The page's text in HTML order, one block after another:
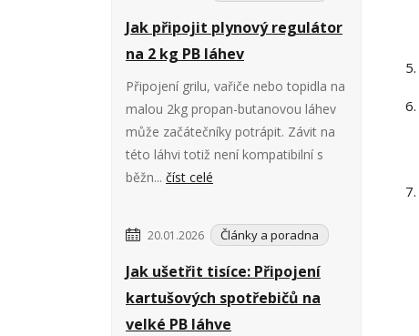
Jak připojit plynový regulátor
na 2 kg PB láhev
Připojení grilu, vařiče nebo topidla na
malou 2kg propan-butanovou láhev
může začátečníky potrápit. Závit na
této láhvi totiž není kompatibilní s
běžn... číst celé
20.01.2026 Články a poradna
Jak ušetřit tisíce: Připojení
kartušových spotřebičů na
velké PB láhve